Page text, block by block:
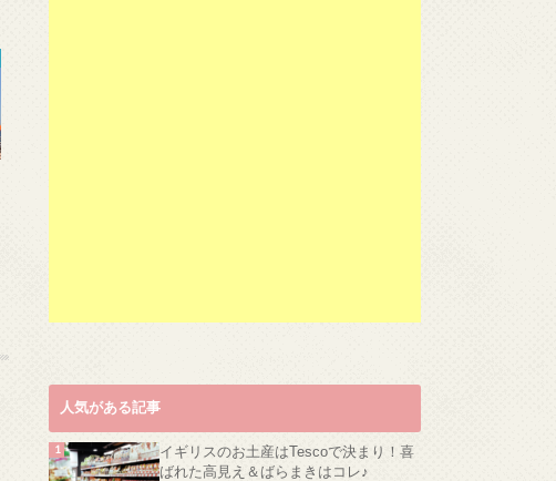
人気がある記事
イギリスのお土産はTescoで決まり！喜
ばれた高見え＆ばらまきはコレ♪